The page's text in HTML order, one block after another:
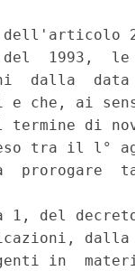
1993,
dalla
che, ai
di
tra il l°
prorogare
1, del
dalla
in